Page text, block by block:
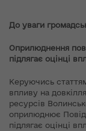
До уваги
Оприлюднення
підлягає оцінці
Керуючись
впливу на
ресурсів
оприлюднює
підлягає оцінці